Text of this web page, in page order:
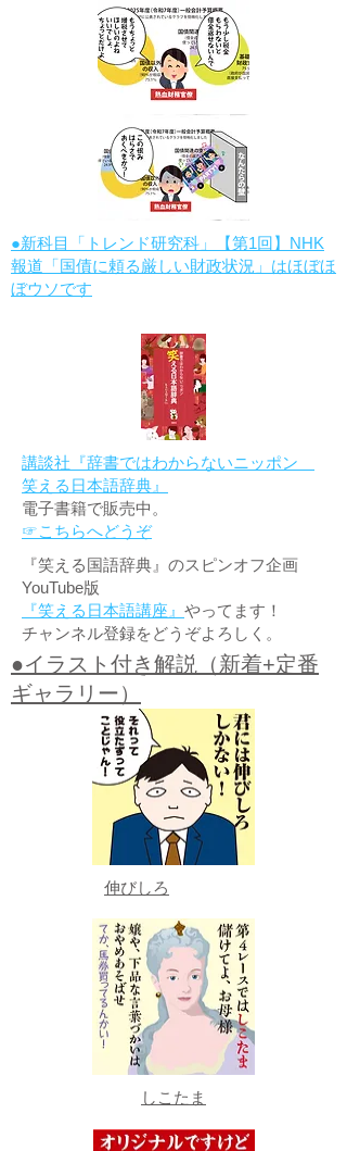
●新科目「トレンド研究科」【第1回】NHK
報道「国債に頼る厳しい財政状況」はほぼほ
ぼウソです
講談社『辞書ではわからないニッポン
笑える日本語辞典』
電子書籍で販売中。
☞こちらへどうぞ
『笑える国語辞典』のスピンオフ企画
YouTube版
『笑える日本語講座』 やってます！
チャンネル登録をどうぞよろしく。
●イラスト付き解説（新着+定番
ギャラリー）
伸びしろ
しこたま